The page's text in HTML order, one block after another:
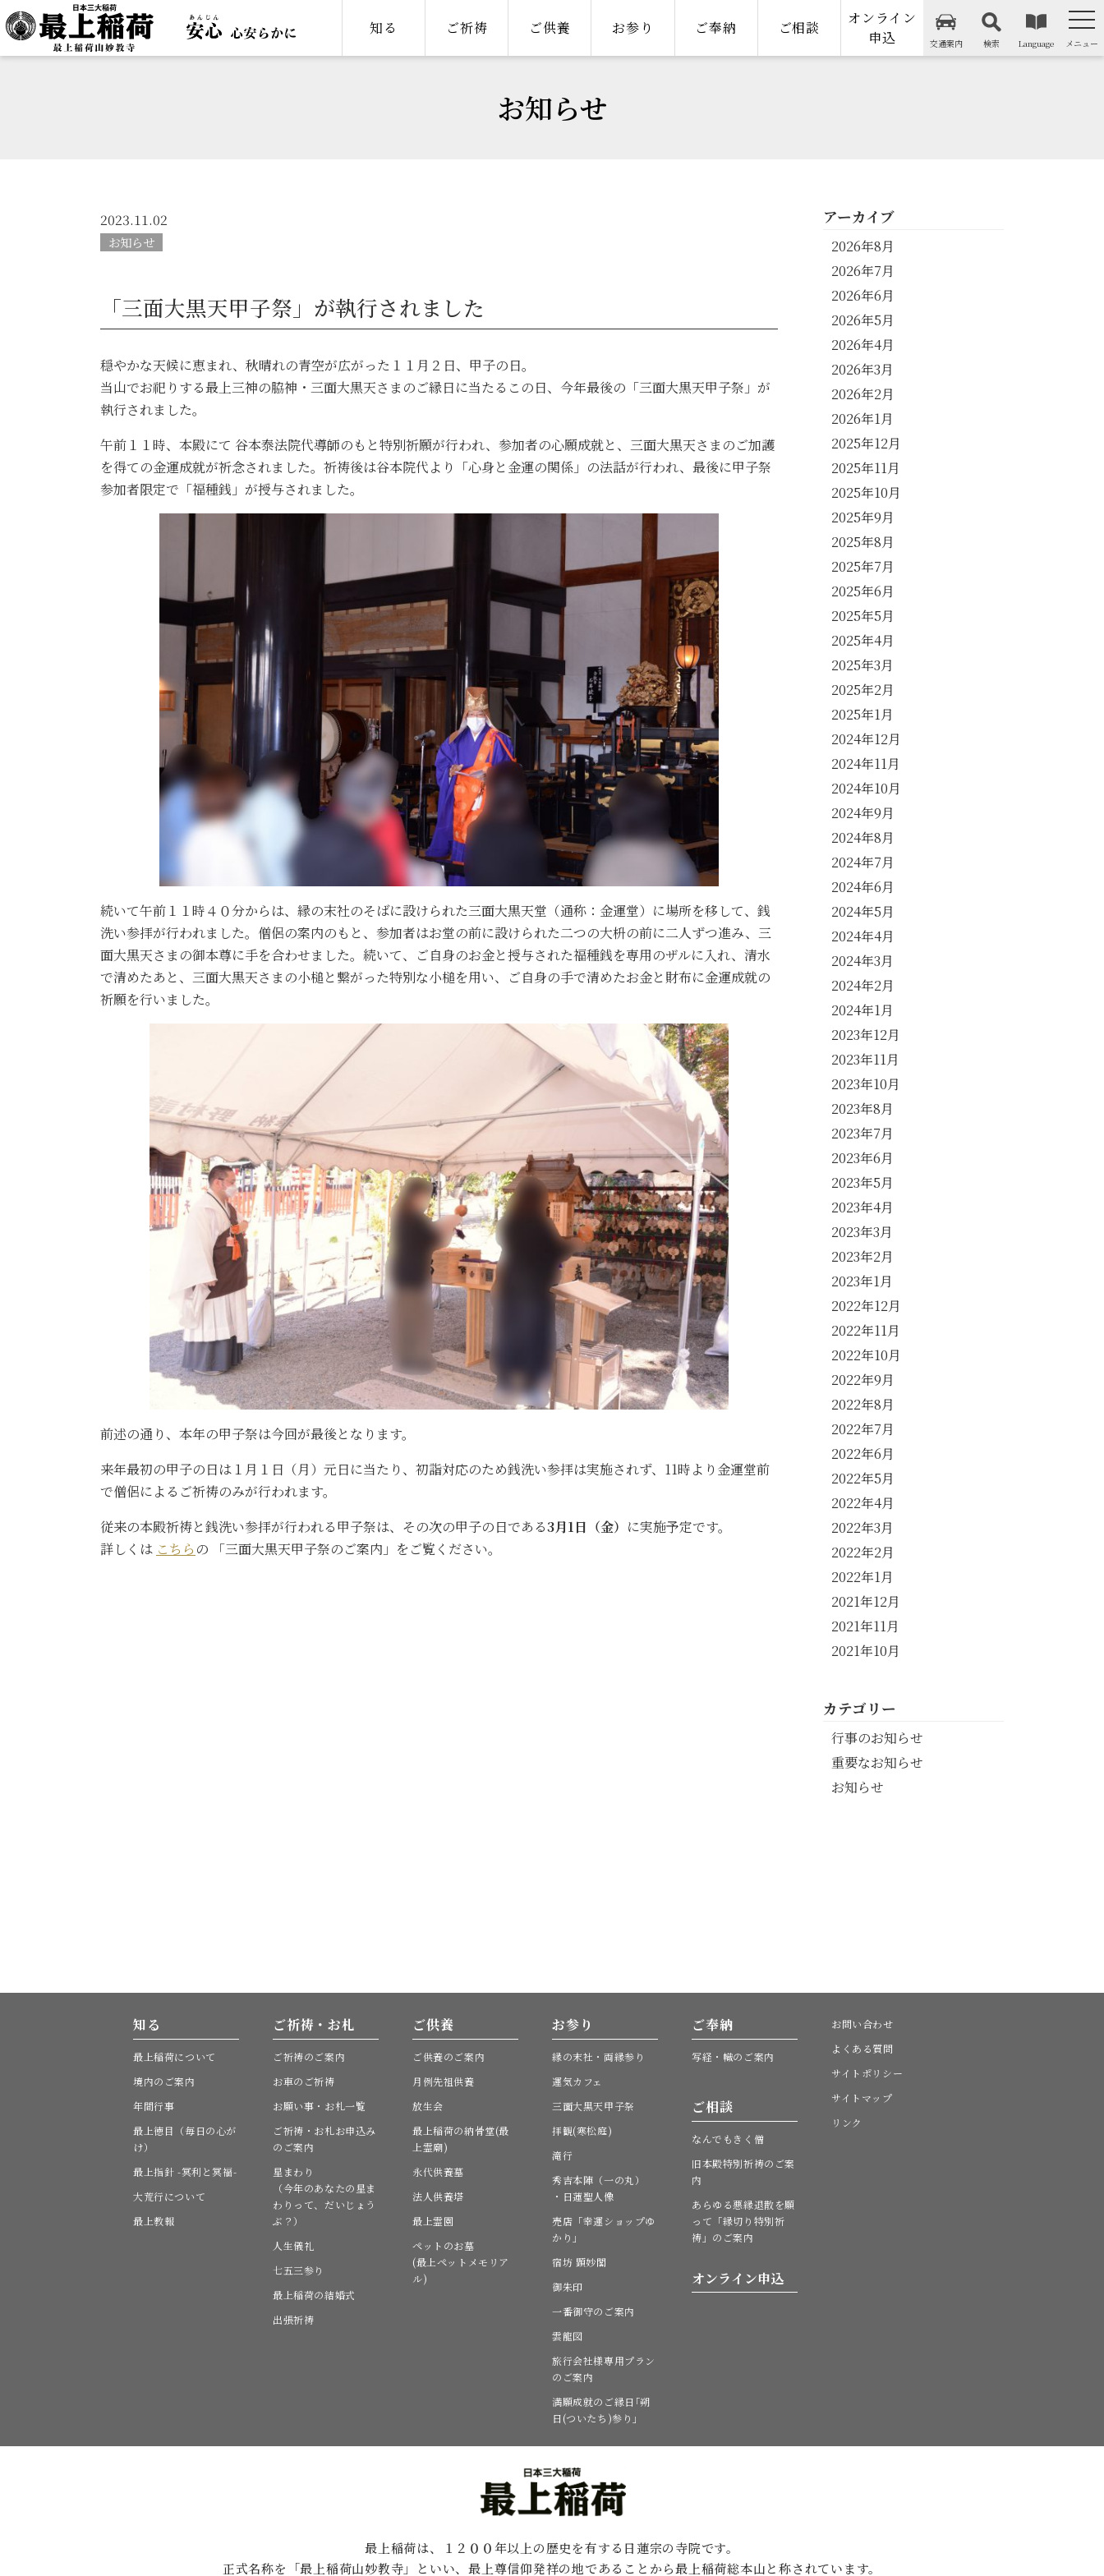
知る ご祈祷 ご供養 お参り ご奉納 ご相談
オンライン
申込
交通案内 検索 Language メニュー
お知らせ
2023.11.02
お知らせ
「三面大黒天甲子祭」が執行されました
穏やかな天候に恵まれ、秋晴れの青空が広がった１１月２日、甲子の日。
当山でお祀りする最上三神の脇神・三面大黒天さまのご縁日に当たるこの日、今年最後の「三面大黒天甲子祭」が
執行されました。
午前１１時、本殿にて 谷本泰法院代導師のもと特別祈願が行われ、参加者の心願成就と、三面大黒天さまのご加護
を得ての金運成就が祈念されました。祈祷後は谷本院代より「心身と金運の関係」の法話が行われ、最後に甲子祭
参加者限定で「福種銭」が授与されました。
続いて午前１１時４０分からは、縁の末社のそばに設けられた三面大黒天堂（通称：金運堂）に場所を移して、銭
洗い参拝が行われました。僧侶の案内のもと、参加者はお堂の前に設けられた二つの大枡の前に二人ずつ進み、三
面大黒天さまの御本尊に手を合わせました。続いて、ご自身のお金と授与された福種銭を専用のザルに入れ、清水
で清めたあと、三面大黒天さまの小槌と繋がった特別な小槌を用い、ご自身の手で清めたお金と財布に金運成就の
祈願を行いました。
前述の通り、本年の甲子祭は今回が最後となります。
来年最初の甲子の日は１月１日（月）元日に当たり、初詣対応のため銭洗い参拝は実施されず、11時より金運堂前
で僧侶によるご祈祷のみが行われます。
従来の本殿祈祷と銭洗い参拝が行われる甲子祭は、その次の甲子の日である3月1日（金） に実施予定です。
詳しくは こちら の 「三面大黒天甲子祭のご案内」をご覧ください。
アーカイブ
2026年8月
2026年7月
2026年6月
2026年5月
2026年4月
2026年3月
2026年2月
2026年1月
2025年12月
2025年11月
2025年10月
2025年9月
2025年8月
2025年7月
2025年6月
2025年5月
2025年4月
2025年3月
2025年2月
2025年1月
2024年12月
2024年11月
2024年10月
2024年9月
2024年8月
2024年7月
2024年6月
2024年5月
2024年4月
2024年3月
2024年2月
2024年1月
2023年12月
2023年11月
2023年10月
2023年8月
2023年7月
2023年6月
2023年5月
2023年4月
2023年3月
2023年2月
2023年1月
2022年12月
2022年11月
2022年10月
2022年9月
2022年8月
2022年7月
2022年6月
2022年5月
2022年4月
2022年3月
2022年2月
2022年1月
2021年12月
2021年11月
2021年10月
カテゴリー
行事のお知らせ
重要なお知らせ
お知らせ
知る
最上稲荷について
境内のご案内
年間行事
最上徳目（毎日の心が
け）
最上指針 -冥利と冥福-
大荒行について
最上教報
ご祈祷・お札
ご祈祷のご案内
お車のご祈祷
お願い事・お札一覧
ご祈祷・お札お申込み
のご案内
星まわり
（今年のあなたの星ま
わりって、だいじょう
ぶ？）
人生儀礼
七五三参り
最上稲荷の結婚式
出張祈祷
ご供養
ご供養のご案内
月例先祖供養
放生会
最上稲荷の納骨堂(最
上霊廟)
永代供養墓
法人供養塔
最上霊園
ペットのお墓
(最上ペットメモリア
ル)
お参り
縁の末社・両縁参り
運気カフェ
三面大黒天甲子祭
拝観(寒松庭)
滝行
秀吉本陣（一の丸）
・日蓮聖人像
売店「幸運ショップゆ
かり」
宿坊 顕妙閣
御朱印
一番御守のご案内
雲龍図
旅行会社様専用プラン
のご案内
満願成就のご縁日｢朔
日(ついたち)参り｣
ご奉納
写経・幟のご案内
ご相談
なんでもきく僧
旧本殿特別祈祷のご案
内
あらゆる悪縁退散を願
って「縁切り特別祈
祷」のご案内
オンライン申込
お問い合わせ
よくある質問
サイトポリシー
サイトマップ
リンク
最上稲荷は、１２００年以上の歴史を有する 日蓮宗の寺院です。
正式名称を「最上稲荷山妙教寺」といい、最上尊信仰発祥の地であることから最上稲荷総本山と称されています。